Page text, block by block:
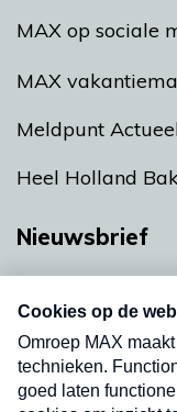
MAX op sociale
MAX
Meldpunt
Heel Holland
Nieuwsbrief
nieuwsbrief.
uw mailbox.